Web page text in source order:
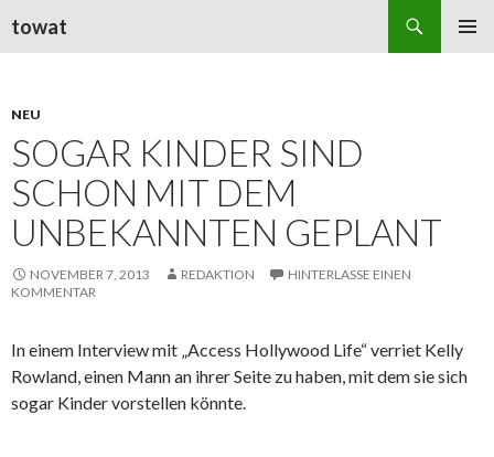
towat
NEU
SOGAR KINDER SIND
SCHON MIT DEM
UNBEKANNTEN GEPLANT
NOVEMBER 7, 2013 REDAKTION
HINTERLASSE EINEN
KOMMENTAR
In einem Interview mit „Access Hollywood Life“ verriet Kelly
Rowland, einen Mann an ihrer Seite zu haben, mit dem sie sich
sogar Kinder vorstellen könnte.